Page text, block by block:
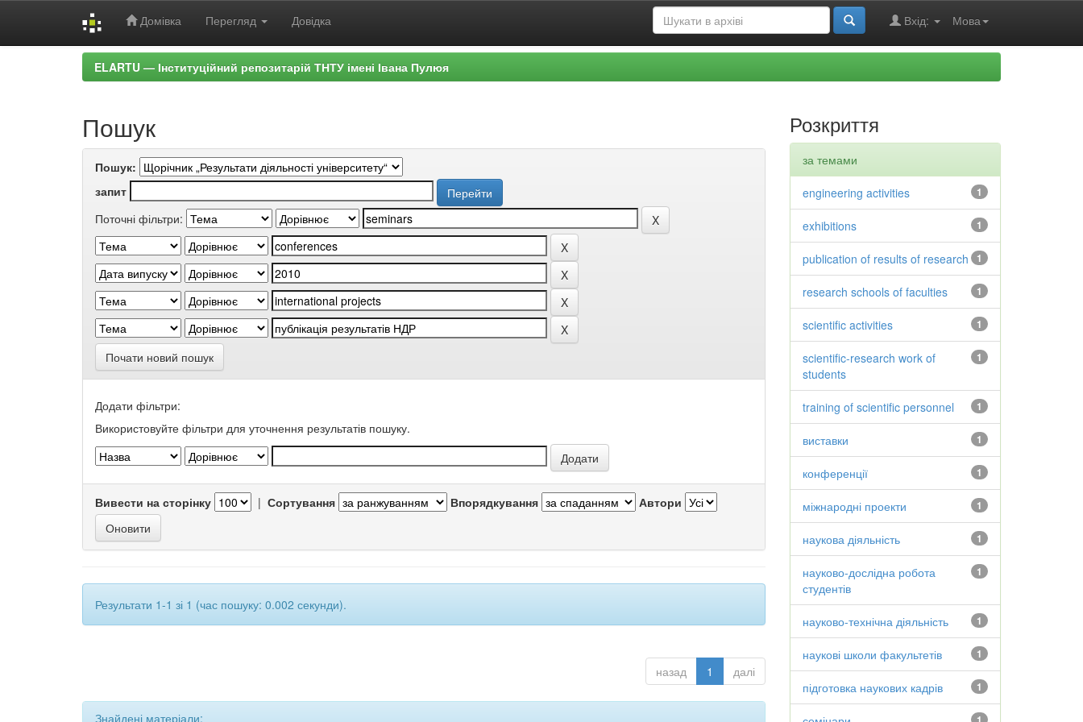
Домівка Перегляд Довідка Мова
Вхід:
ELARTU — Інституційний репозитарій ТНТУ імені Івана Пулюя
Пошук
Пошук:
запит
Поточні фільтри:
Почати новий пошук
Додати фільтри:
Використовуйте фільтри для уточнення результатів пошуку.
Вивести на сторінку | Сортування Впорядкування Автори
Результати 1-1 зі 1 (час пошуку: 0.002 секунди).
назад 1 далі
Знайдені матеріали:
Розкриття
за темами
1
engineering activities
1
exhibitions
1
publication of results of research
1
research schools of faculties
1
scientific activities
1
scientific-research work of
students
1
training of scientific personnel
1
виставки
1
конференції
1
міжнародні проекти
1
наукова діяльність
1
науково-дослідна робота
студентів
1
науково-технічна діяльність
1
наукові школи факультетів
1
підготовка наукових кадрів